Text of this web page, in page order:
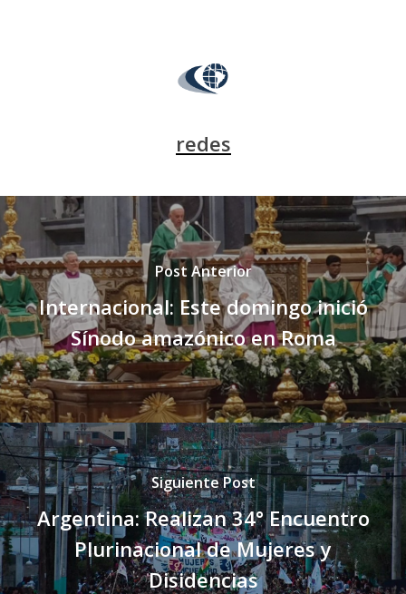
redes
Post Anterior
Internacional: Este domingo inició
Sínodo amazónico en Roma
Siguiente Post
Argentina: Realizan 34° Encuentro
Plurinacional de Mujeres y
Disidencias